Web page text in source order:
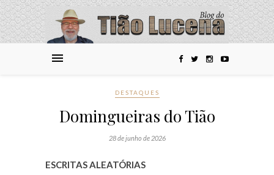
DESTAQUES
Domingueiras do Tião
28 de junho de 2026
ESCRITAS ALEATÓRIAS